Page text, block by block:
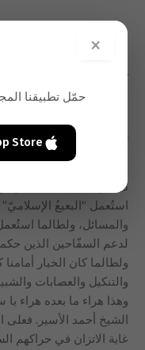
الأحدث
يوسف عبد الرحيم
استُعمل “البعبعُ
والمسائل، ولطالما
لدعم السفّاحين الذين
ولطالما كان الخيار أمامنا
‏والتنكيل والعصابات
وهذا هراء ما بعده ‏هراء
الشيخ أحمد الأسير. فعلى
غاية الاتزان في حراكهم
×
حمّل تطبيقنا
Store